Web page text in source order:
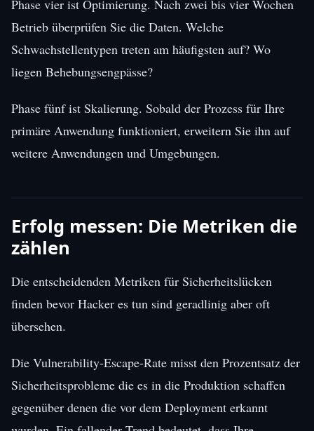
Phase vier ist Optimierung. Nach zwei bis vier Wochen
Betrieb überprüfen Sie die Daten. Welche
Schwachstellentypen treten am häufigsten auf? Wo
liegen Behebungsengpässe?
Phase fünf ist Skalierung. Sobald der Prozess für Ihre
primäre Anwendung funktioniert, erweitern Sie ihn auf
weitere Anwendungen und Umgebungen.
Erfolg messen: Die Metriken die
zählen
Die entscheidenden Metriken für Sicherheitslücken
finden bevor Hacker es tun sind geradlinig aber oft
übersehen.
Die Vulnerability-Escape-Rate misst den Prozentsatz der
Sicherheitsprobleme die es in die Produktion schaffen
gegenüber denen die vor dem Deployment erkannt